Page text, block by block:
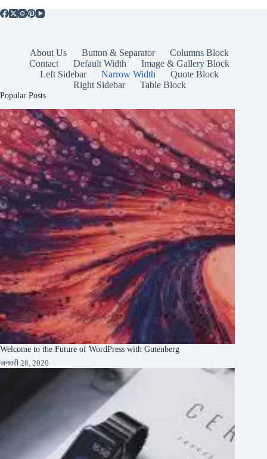
About Us Button & Separator
Columns Block
Contact
Default Width
Image & Gallery Block
Left Sidebar
Narrow Width
Quote Block
Right Sidebar
Table Block
Popular Posts
Welcome to the Future of WordPress with Gutenberg
जनवरी 28, 2020